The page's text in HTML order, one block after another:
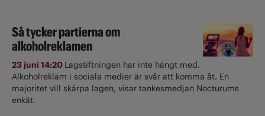
Så tycker partierna om
alkoholreklamen
23 juni 14:20 Lagstiftningen har inte hängt med.
Alkoholreklam i sociala medier är svår att komma åt. En
majoritet vill skärpa lagen, visar tankesmedjan Nocturums
enkät.